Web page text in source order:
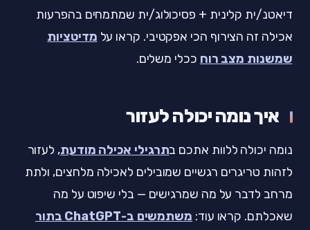
דיאטנ/ית קלינית + פסיכולוג/ית שמתמחים בהפרעות
אכילה זה הצירוף הכי אפקטיבי. קראו על מדיטציות
שמשנות מצב רוח ככלי משלים.
איך נומה יכולה לעזור
נומה יכולה ללוות אתכם בתרגילי אכילה מודעת, לעזור
לזהות טריגרים רגשיים שמובילים לאכילה מלחצים, ולתת
מרחב לדבר על מה שמרגישים — בלי שיפוט על מה
שאכלתם. קראו עוד:
משתמשים ב-ChatGPT בתור